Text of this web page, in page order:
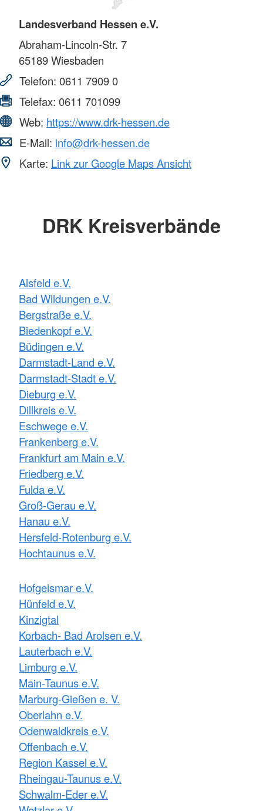
Landesverband Hessen e.V.
Abraham-Lincoln-Str. 7
65189Wiesbaden
Telefon: 0611 7909 0
Telefax: 0611 701099
Web: https://www.drk-hessen.de
E-Mail: info@drk-hessen.de
Karte: Link zur Google Maps Ansicht
DRK Kreisverbände
Alsfeld e.V.
Bad Wildungen e.V.
Bergstraße e.V.
Biedenkopf e.V.
Büdingen e.V.
Darmstadt-Land e.V.
Darmstadt-Stadt e.V.
Dieburg e.V.
Dillkreis e.V.
Eschwege e.V.
Frankenberg e.V.
Frankfurt am Main e.V.
Friedberg e.V.
Fulda e.V.
Groß-Gerau e.V.
Hanau e.V.
Hersfeld-Rotenburg e.V.
Hochtaunus e.V.
Hofgeismar e.V.
Hünfeld e.V.
Kinzigtal
Korbach- Bad Arolsen e.V.
Lauterbach e.V.
Limburg e.V.
Main-Taunus e.V.
Marburg-Gießen e. V.
Oberlahn e.V.
Odenwaldkreis e.V.
Offenbach e.V.
Region Kassel e.V.
Rheingau-Taunus e.V.
Schwalm-Eder e.V.